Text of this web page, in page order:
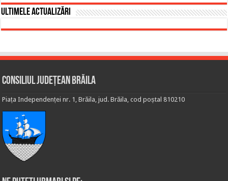
Ultimele actualizări
Consiliul Județean Brăila
Piața Independenței nr. 1, Brăila, jud. Brăila, cod poștal 810210